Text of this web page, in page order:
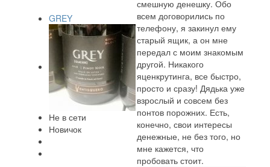
GREY
Не в сети
Новичок
смешную денешку. Обо
всем договорились по
телефону, я закинул ему
старый ящик, а он мне
передал с моим знакомым
другой. Никакого
яценкрутинга, все быстро,
просто и сразу! Дядька уже
взрослый и совсем без
понтов порожних. Есть,
конечно, свои интересы
денежные, не без того, но
мне кажется, что
пробовать стоит.